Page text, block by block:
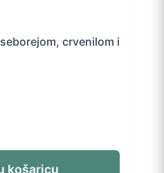
crvenilom i
košaricu